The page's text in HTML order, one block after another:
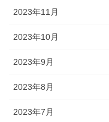
2023年11月
2023年10月
2023年9月
2023年8月
2023年7月